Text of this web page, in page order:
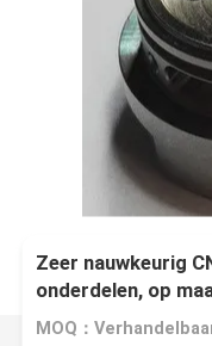
Zeer nauwkeurig
onderdelen, op
van 0,02 mm
MOQ：